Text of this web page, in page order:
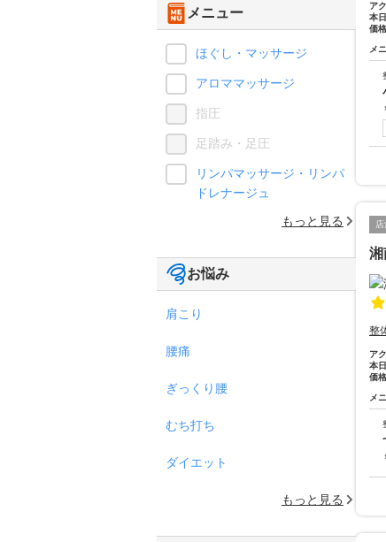
ア
本
価
メ
店
湘
整
ア
本
価
メ
メニュー
ほぐし・マッサージ
アロママッサージ
指圧
足踏み・足圧
リンパマッサージ・リンパ
ドレナージュ
もっと見る
お悩み
肩こり
腰痛
ぎっくり腰
むち打ち
ダイエット
もっと見る